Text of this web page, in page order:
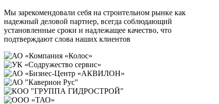
Мы зарекомендовали себя на строительном рынке как
надежный деловой партнер, всегда соблюдающий
установленные сроки и надлежащее качество, что
подтверждают слова наших клиентов